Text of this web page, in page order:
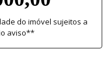
do imóvel sujeitos a
aviso**